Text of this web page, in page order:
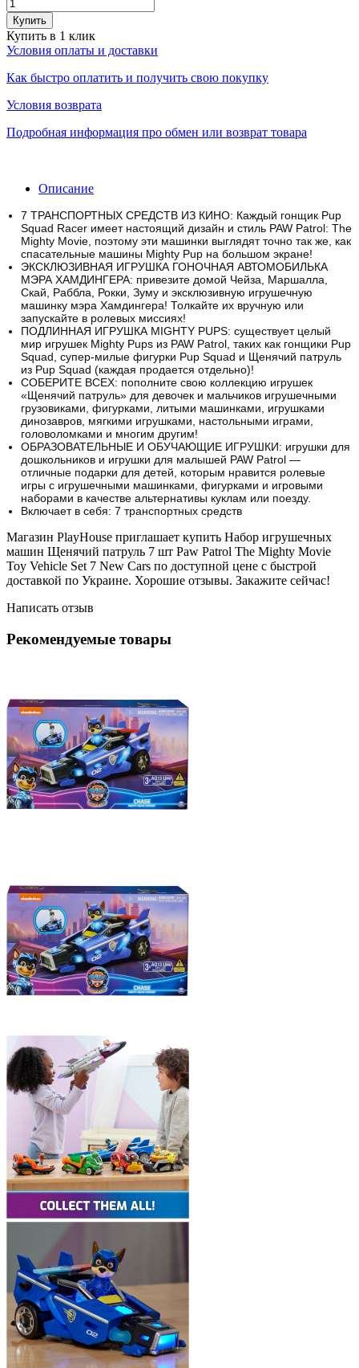
Купить
Купить в 1 клик
Условия оплаты и доставки
Как быстро оплатить и получить свою покупку
Условия возврата
Подробная информация про обмен или возврат товара
Описание
7 ТРАНСПОРТНЫХ СРЕДСТВ ИЗ КИНО: Каждый гонщик Pup
Squad Racer имеет настоящий дизайн и стиль PAW Patrol: The
Mighty Movie, поэтому эти машинки выглядят точно так же, как
спасательные машины Mighty Pup на большом экране!
ЭКСКЛЮЗИВНАЯ ИГРУШКА ГОНОЧНАЯ АВТОМОБИЛЬКА
МЭРА ХАМДИНГЕРА: привезите домой Чейза, Маршалла,
Скай, Раббла, Рокки, Зуму и эксклюзивную игрушечную
машинку мэра Хамдингера! Толкайте их вручную или
запускайте в ролевых миссиях!
ПОДЛИННАЯ ИГРУШКА MIGHTY PUPS: существует целый
мир игрушек Mighty Pups из PAW Patrol, таких как гонщики Pup
Squad, супер-милые фигурки Pup Squad и Щенячий патруль
из Pup Squad (каждая продается отдельно)!
СОБЕРИТЕ ВСЕХ: пополните свою коллекцию игрушек
«Щенячий патруль» для девочек и мальчиков игрушечными
грузовиками, фигурками, литыми машинками, игрушками
динозавров, мягкими игрушками, настольными играми,
головоломками и многим другим!
ОБРАЗОВАТЕЛЬНЫЕ И ОБУЧАЮЩИЕ ИГРУШКИ: игрушки для
дошкольников и игрушки для малышей PAW Patrol —
отличные подарки для детей, которым нравится ролевые
игры с игрушечными машинками, фигурками и игровыми
наборами в качестве альтернативы куклам или поезду.
Включает в себя: 7 транспортных средств
Магазин PlayHouse приглашает купить Набор игрушечных
машин Щенячий патруль 7 шт Paw Patrol The Mighty Movie
Toy Vehicle Set 7 New Cars по доступной цене с быстрой
доставкой по Украине. Хорошие отзывы. Закажите сейчас!
Написать отзыв
Рекомендуемые товары